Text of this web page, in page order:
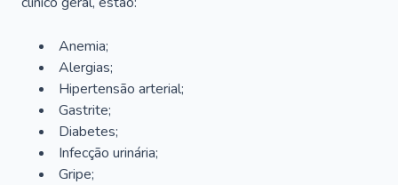
Anemia;
Alergias;
Hipertensão arterial;
Gastrite;
Diabetes;
Infecção urinária;
Gripe;